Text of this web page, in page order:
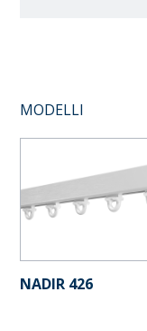
MODELLI
NADIR 426